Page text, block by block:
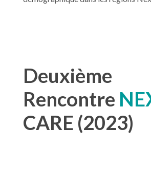
Deuxième
Rencontre
CARE (2023)